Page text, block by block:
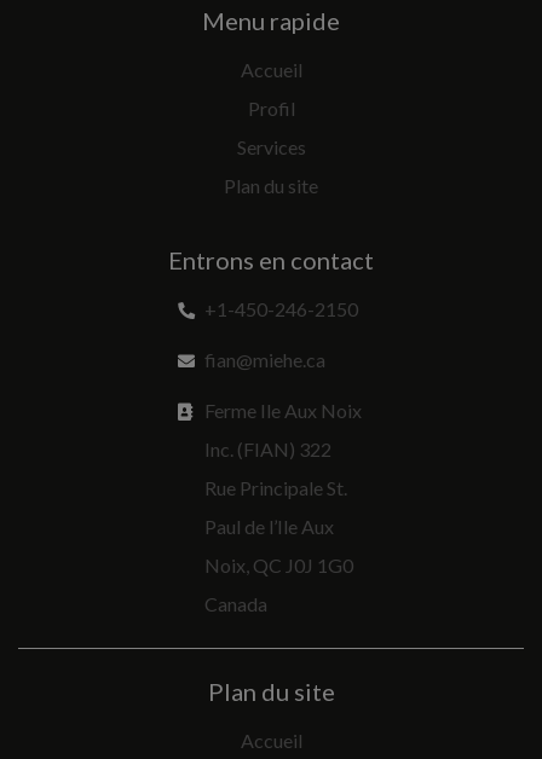
Menu rapide
Accueil
Profil
Services
Plan du site
Entrons en contact
+1-450-246-2150
fian@miehe.ca
Ferme Ile Aux Noix
Inc. (FIAN) 322
Rue Principale St.
Paul de l’Ile Aux
Noix, QC J0J 1G0
Canada
Plan du site
Accueil